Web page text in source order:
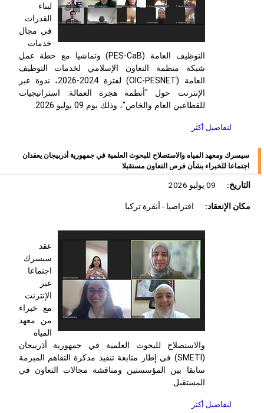
لبناء
القدرات
في مجال
خدمات
التوظيف العامة (PES-CaB) وتماشيا مع خطة عمل
شبكة منظمة التعاون الإسلامي لخدمات التوظيف
العامة (OIC-PESNET
) لفترة 2024-2026، ندوة عبر
الإنترنت حول "أنظمة هجرة العمالة: استراتيجيات
للقطاعين العام والخاص"، وذلك يوم 09 يوليو 2026.
لتفاصيل أكثر
سيسرك ومعهد المياه والاستصلاح للبحوث العلمية في جمهورية أذربيجان يعقدان
اجتماعا للخبراء بشأن فرص التعاون مستقبلا
التاريخ:
مكان الإنعقاد:
افتراضيا - أنقرة تركيا
عقد
سيسرك
اجتماعا
عبر
الإنترنت
مع خبراء
من معهد
المياه
والاستصلاح للبحوث العلمية في جمهورية أذربيجان
SMETI) في إطار متابعة تنفيذ مذكرة التفاهم المبرمة
سابقا بين المؤسستين ومناقشة مجالات التعاون في
المستقبل.
لتفاصيل أكثر